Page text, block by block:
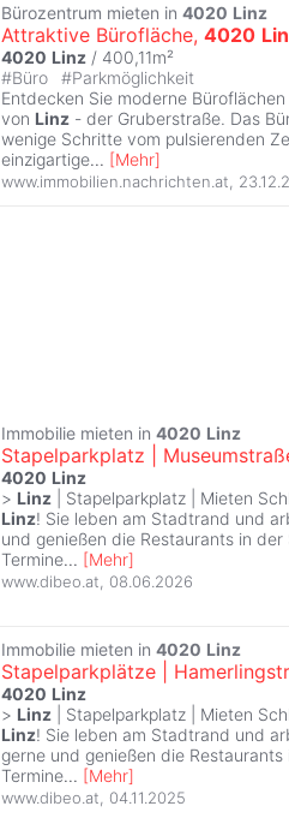
Bürozentrum mieten in 4020 Linz
Attraktive Bürofläche, 4020
4020 Linz / 400,11m²
#Büro #Parkmöglichkeit
Entdecken Sie moderne
von Linz - der Gruberstraße. Das
wenige Schritte vom pulsierenden
einzigartige... [Mehr]
www.immobilien.nachrichten.at,
Immobilie mieten in 4020 Linz
Stapelparkplatz |
4020 Linz
> Linz | Stapelparkplatz | Mieten
Linz! Sie leben am Stadtrand und
und genießen die Restaurants in
Termine... [Mehr]
www.dibeo.at, 08.06.2026
Immobilie mieten in 4020 Linz
Stapelparkplätze |
4020 Linz
> Linz | Stapelparkplatz | Mieten
Linz! Sie leben am Stadtrand und
gerne und genießen die
Termine... [Mehr]
www.dibeo.at, 04.11.2025